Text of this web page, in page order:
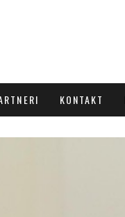
KONTAKT